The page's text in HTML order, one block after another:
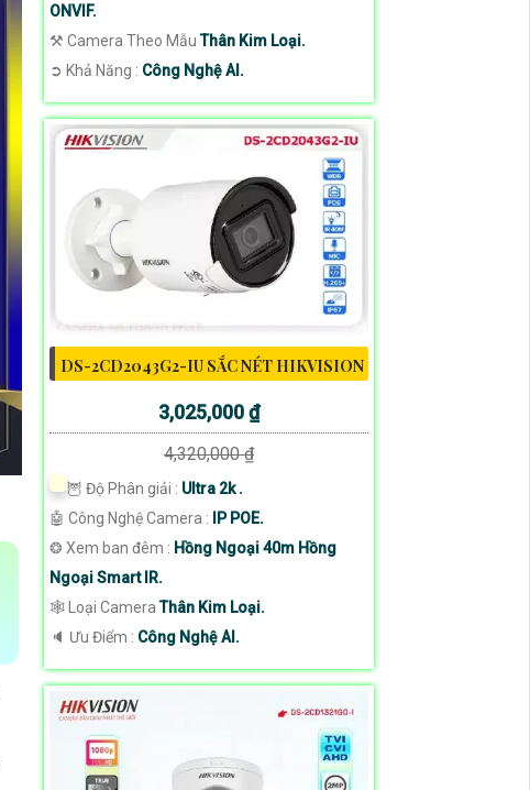
ONVIF.
⚒ Camera Theo MẫuThân Kim Loại.
️➲ Khả Năng : Công Nghệ AI.
DS-2CD2043G2-IU SẮC NÉT HIKVISION
3,025,000 ₫
4,320,000 ₫
🦉 Độ Phân giải : Ultra 2k .
🤖️ Công Nghệ Camera :
IP POE.
❂ Xem ban đêm : Hồng Ngoại 40m Hồng
Ngoại Smart IR.
🕸️ Loại CameraThân Kim Loại.
️🔈 Ưu Điểm : Công Nghệ AI.